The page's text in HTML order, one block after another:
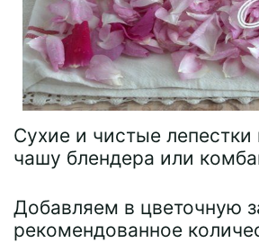
Сухие и чистые
чашу блендера или
Добавляем в цветочную
рекомендованное